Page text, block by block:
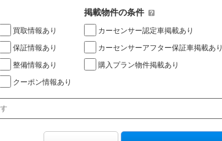
買取情報あり
保証情報あり
整備情報あり
クーポン情報あり
掲載物件の条件
カーセンサー認定車掲載あり
カーセンサーアフター保証車掲載あり
購入プラン物件掲載あり